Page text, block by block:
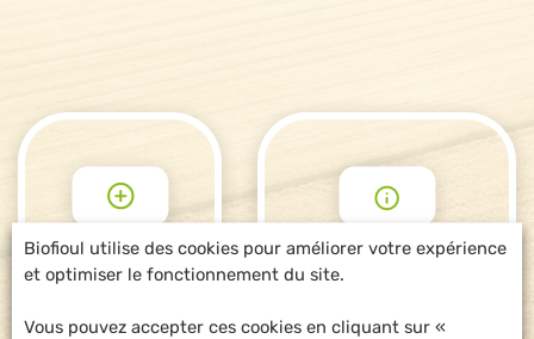
POUR ALLER
PLUS LOIN
DEMANDE
D'INFORMATIONS
Biofioul utilise des cookies pour améliorer votre expérience
et optimiser le fonctionnement du site.
Vous pouvez accepter ces cookies en cliquant sur «